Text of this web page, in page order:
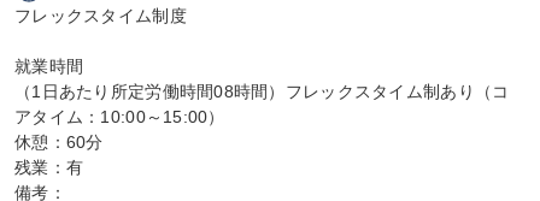
フレックスタイム制度
就業時間
（1日あたり所定労働時間08時間）フレックスタイム制あり（コ
アタイム：10:00～15:00）
休憩：60分
残業：有
備考：